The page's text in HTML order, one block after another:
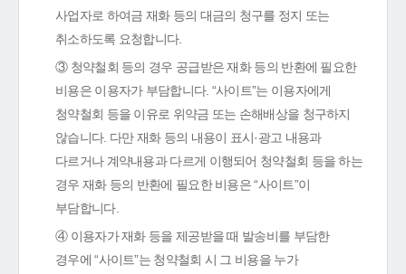
사업자로 하여금 재화 등의 대금의 청구를 정지 또는
취소하도록 요청합니다.
③ 청약철회 등의 경우 공급받은 재화 등의 반환에 필요한
비용은 이용자가 부담합니다. “사이트”는 이용자에게
청약철회 등을 이유로 위약금 또는 손해배상을 청구하지
않습니다. 다만 재화 등의 내용이 표시·광고 내용과
다르거나 계약내용과 다르게 이행되어 청약철회 등을 하는
경우 재화 등의 반환에 필요한 비용은 “사이트”이
부담합니다.
④ 이용자가 재화 등을 제공받을 때 발송비를 부담한
경우에 “사이트”는 청약철회 시 그 비용을 누가